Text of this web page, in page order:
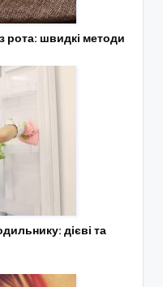
рота: швидкі методи
дієві та